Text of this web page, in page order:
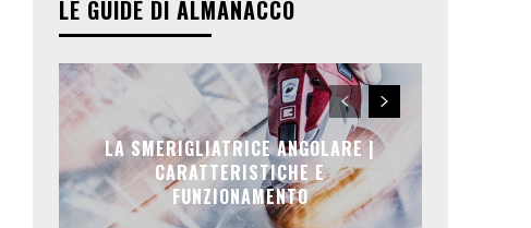
LE GUIDE DI ALMANACCO
LA SMERIGLIATRICE ANGOLARE |
CARATTERISTICHE E
FUNZIONAMENTO